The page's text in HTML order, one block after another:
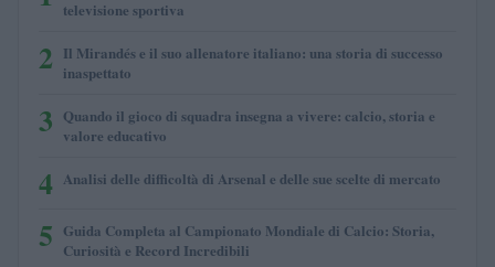
televisione sportiva
2 Il Mirandés e il suo allenatore italiano: una storia di successo
inaspettato
3 Quando il gioco di squadra insegna a vivere: calcio, storia e
valore educativo
4 Analisi delle difficoltà di Arsenal e delle sue scelte di mercato
5 Guida Completa al Campionato Mondiale di Calcio: Storia,
Curiosità e Record Incredibili